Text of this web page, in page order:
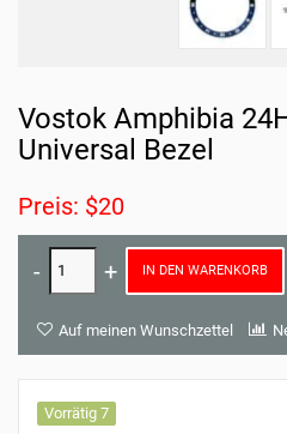
Vostok Amphibia
Universal Bezel
Preis: $20
IN DEN WARENKORB
Auf meinen Wunschzettel
Vorrätig 7